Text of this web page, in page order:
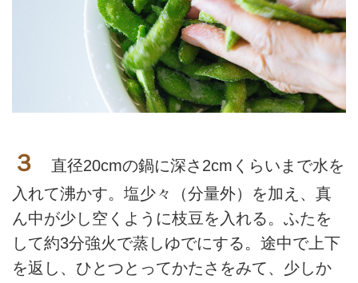
３
直径20cmの鍋に深さ2cmくらいまで水を
入れて沸かす。塩少々（分量外）を加え、真
ん中が少し空くように枝豆を入れる。ふたを
して約3分強火で蒸しゆでにする。途中で上下
を返し、ひとつとってかたさをみて、少しか